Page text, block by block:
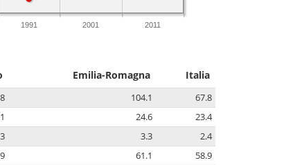
1991 2001 2011
Emilia-Romagna Italia
104.1
67.8
24.6
23.4
3.3
2.4
61.1
58.9